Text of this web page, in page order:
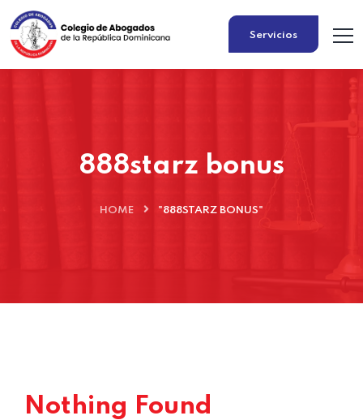
Servicios
888starz bonus
HOME "888STARZ BONUS"
Nothing Found